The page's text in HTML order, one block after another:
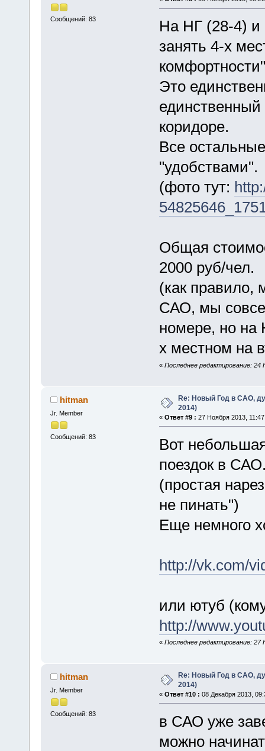
Сообщений: 83
На НГ (28-4) и
занять 4-х
Это
коридоре.
Все
"удобствами".
(фото тут:
Общая
2000 руб/чел.
(как правило,
САО, мы
номере, но на
х местном на
« Последнее редактирование: 24
hitman
Jr. Member
Сообщений: 83
Re: Новый Год в САО,
2014)
« Ответ #9 : 27 Ноября 2013,
Вот
поездок в
(простая
не пинать")
Еще немного
http://vk.com/
или ютуб
http://
« Последнее редактирование: 27
hitman
Jr. Member
Сообщений: 83
Re: Новый Год в САО,
2014)
« Ответ #10 : 08 Декабря 2013,
в САО уже
можно